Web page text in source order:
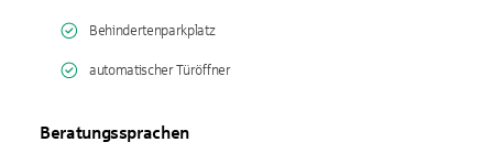
Behindertenparkplatz
automatischer Türöffner
Beratungssprachen